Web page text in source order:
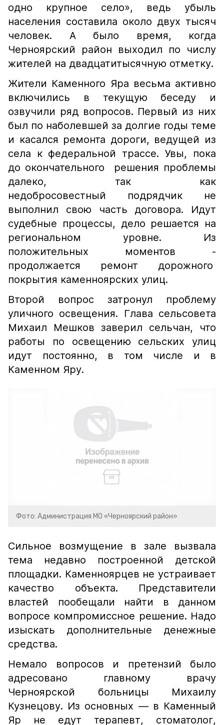
одно крупное село», ведь убыль
населения составила около двух тысяч
человек. А было время, когда
Черноярский район выходил по числу
жителей на двадцатитысячную отметку.
Жители Каменного Яра весьма активно
включились в текущую беседу и
озвучили ряд вопросов. Первый из них
был по наболевшей за долгие годы теме
и касался ремонта дороги, ведущей из
села к федеральной трассе. Увы, пока
до окончательного решения проблемы
далеко, так как
недобросовестный подрядчик не
выполнил свою часть договора. Идут
судебные процессы, дело решается на
региональном уровне. Из
положительных моментов -
продолжается ремонт дорожного
покрытия каменноярских улиц.
Второй вопрос затронул проблему
уличного освещения. Глава сельсовета
Михаил Мешков заверил сельчан, что
работы по освещению сельских улиц
идут постоянно, в том числе и в
Каменном Яру.
Фото: Администрация МО «Черноярский район»
Сильное возмущение в зале вызвала
тема недавно построенной детской
площадки. Каменноярцев не устраивает
качество объекта. Представители
властей пообещали найти в данном
вопросе компромиссное решение. Надо
изыскать дополнительные денежные
средства.
Немало вопросов и претензий было
адресовано главному врачу
Черноярской больницы Михаилу
Кузнецову. Из основных — в Каменный
Яр не едут терапевт, стоматолог,